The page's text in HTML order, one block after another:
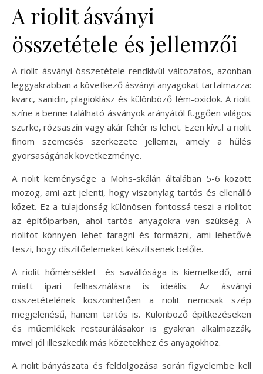
A riolit ásványi
összetétele és jellemzői
A riolit ásványi összetétele rendkívül változatos, azonban
leggyakrabban a következő ásványi anyagokat tartalmazza:
kvarc, sanidin, plagioklász és különböző fém-oxidok. A riolit
színe a benne található ásványok arányától függően világos
szürke, rózsaszín vagy akár fehér is lehet. Ezen kívül a riolit
finom szemcsés szerkezete jellemzi, amely a hűlés
gyorsaságának következménye.
A riolit keménysége a Mohs-skálán általában 5-6 között
mozog, ami azt jelenti, hogy viszonylag tartós és ellenálló
kőzet. Ez a tulajdonság különösen fontossá teszi a riolitot
az építőiparban, ahol tartós anyagokra van szükség. A
riolitot könnyen lehet faragni és formázni, ami lehetővé
teszi, hogy díszítőelemeket készítsenek belőle.
A riolit hőmérséklet- és savállósága is kiemelkedő, ami
miatt ipari felhasználásra is ideális. Az ásványi
összetételének köszönhetően a riolit nemcsak szép
megjelenésű, hanem tartós is. Különböző építkezéseken
és műemlékek restaurálásakor is gyakran alkalmazzák,
mivel jól illeszkedik más kőzetekhez és anyagokhoz.
A riolit bányászata és feldolgozása során figyelembe kell